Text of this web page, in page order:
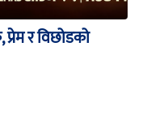
प्रेम र विछोडको